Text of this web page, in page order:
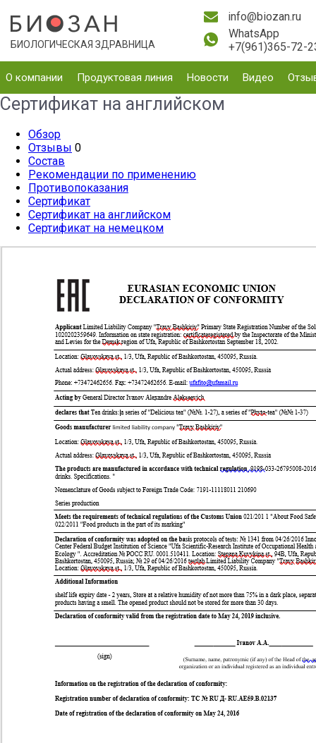
БИОЛОГИЧЕСКАЯ ЗДРАВНИЦА
info@biozan.ru
WhatsApp
+7(961)365-72-
О компании Продуктовая линия Новости Видео
Сертификат на английском
Обзор
Отзывы 0
Состав
Рекомендации по применению
Противопоказания
Сертификат
Сертификат на английском
Сертификат на немецком